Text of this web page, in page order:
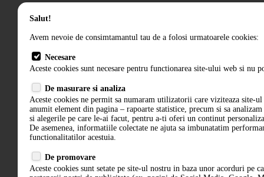
Salut!
Avem nevoie de consimtamantul tau de a folosi urmatoarele cookies:
Necesare
Aceste cookies sunt necesare pentru functionarea site-ului web si nu
De masurare si analiza
Aceste cookies ne permit sa numaram utilizatorii care viziteaza site-ul
anumit element din pagina – rapoarte statistice, precum si sa
si alegerile pe care le-ai facut, pentru a-ti oferi un continut
De asemenea, informatiile colectate ne ajuta sa imbunatatim
functionalitatilor acestuia.
De promovare
Aceste cookies sunt setate pe site-ul nostru in baza unor acorduri pe